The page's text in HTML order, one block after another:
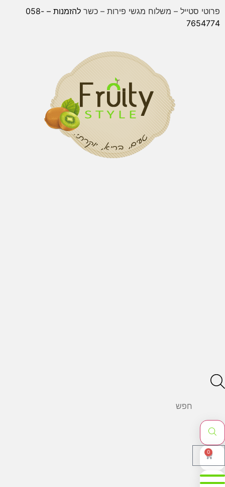
סטייל – משלוח מגשי פירות – כשר
להזמנות – 058-